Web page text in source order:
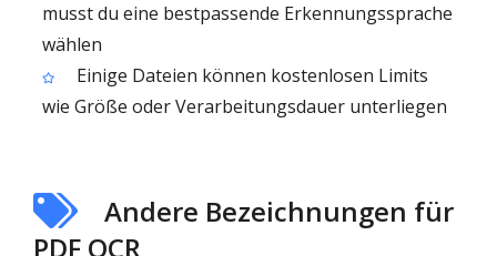
musst du eine bestpassende Erkennungssprache
wählen
Einige Dateien können kostenlosen Limits
wie Größe oder Verarbeitungsdauer unterliegen
Andere Bezeichnungen für
PDF OCR